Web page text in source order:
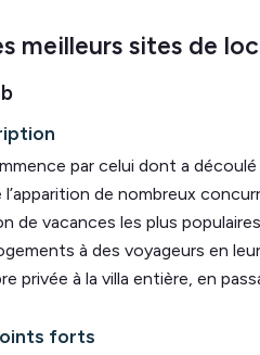
meilleurs sites de
par celui dont a
l’apparition de nombreux
de vacances les plus
à des voyageurs en
privée à la villa entière, en
forts